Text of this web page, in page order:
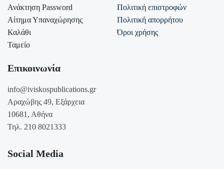
Ανάκτηση Password
Αίτημα Υπαναχώρησης
Καλάθι
Ταμείο
Πολιτική επιστροφών
Πολιτική απορρήτου
Όροι χρήσης
Επικοινωνία
info@iviskospublications.gr
Αραχώβης 49, Εξάρχεια
10681, Αθήνα
Τηλ. 210 8021333
Social Media